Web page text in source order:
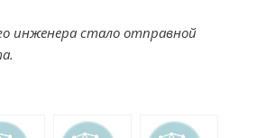
инженера стало отправной